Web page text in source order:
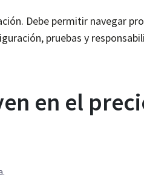
Debe permitir navegar
pruebas y
en el